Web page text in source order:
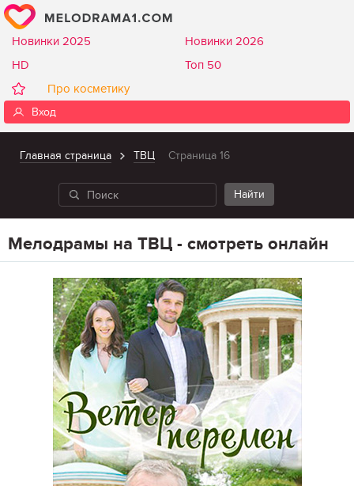
Новинки 2025
Новинки 2026
HD
Топ 50
Про косметику
Вход
Главная страница ТВЦ Страница 16
Мелодрамы на ТВЦ - смотреть онлайн